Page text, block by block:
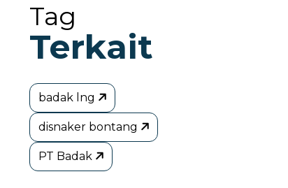
Tag
Terkait
badak lng
disnaker bontang
PT Badak